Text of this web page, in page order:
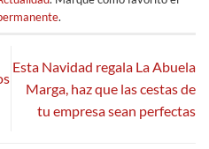
.
Esta Navidad regala La Abuela
Marga, haz que las cestas de
tu empresa sean perfectas